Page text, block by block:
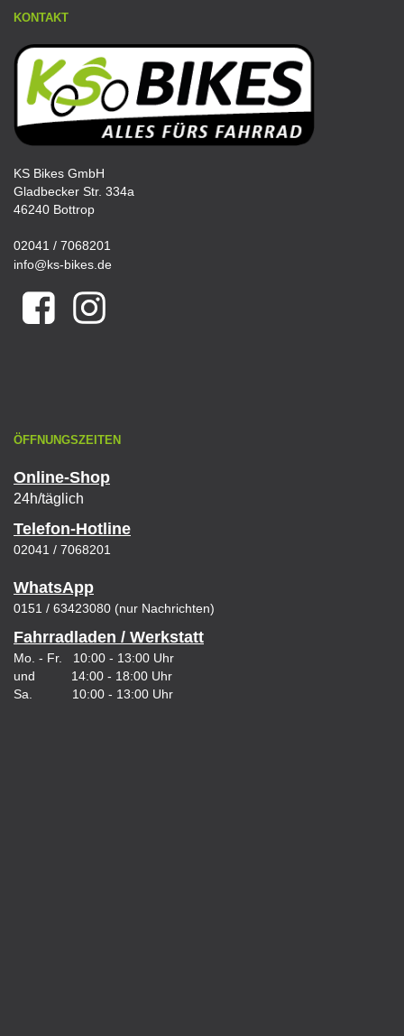
KONTAKT
KS Bikes GmbH
Gladbecker Str. 334a
46240 Bottrop
02041 / 7068201
info@ks-bikes.de
ÖFFNUNGSZEITEN
Online-Shop
24h/täglich
Telefon-Hotline
02041 / 7068201
WhatsApp
0151 / 63423080 (nur Nachrichten)
Fahrradladen / Werkstatt
Mo. - Fr. 10:00 - 13:00 Uhr
und 14:00 - 18:00 Uhr
Sa. 10:00 - 13:00 Uhr